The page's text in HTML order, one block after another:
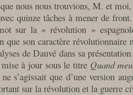
nous nous trouvions, M. et
quinze tâches à mener de
sur la « révolution »
que son caractère révolutionnaire
de Dauvé dans sa
à jour sous le titre Quand
s’agissait que d’une version
sur la révolution et la guerre